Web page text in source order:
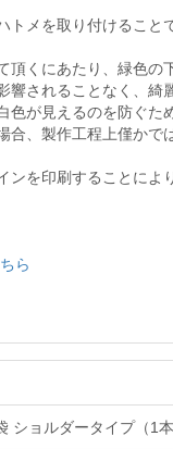
メを取り付けること
頂くにあたり、緑色の
響されることなく、綺
色が見えるのを防ぐた
、製作工程上僅かで
ンを印刷することに
ら
ショルダータイプ（1本